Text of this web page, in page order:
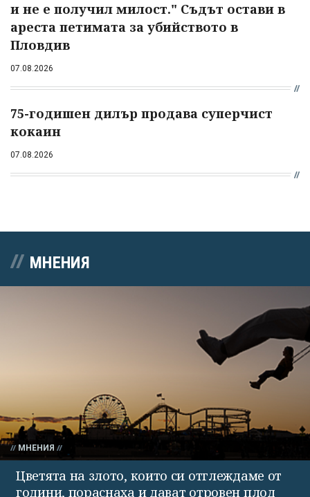
и не е получил милост." Съдът остави в
ареста петимата за убийството в
Пловдив
07.08.2026
75-годишен дилър продава суперчист
кокаин
07.08.2026
МНЕНИЯ
МНЕНИЯ
Цветята на злото, които си отглеждаме от
години, пораснаха и дават отровен плод